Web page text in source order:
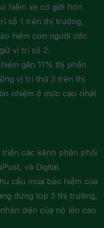
hiểm xe cơ giới hơn
số 1 trên thị trường,
hiểm con người ước
vị trí số 2.
gần 11% thị phần
vị trí thứ 3 trên thị
nhiệm ở mức cao nhất
các kênh phân phối
và Digital.
cầu mua bảo hiểm của
đứng top 3 thị trường,
diện của nó lên cao